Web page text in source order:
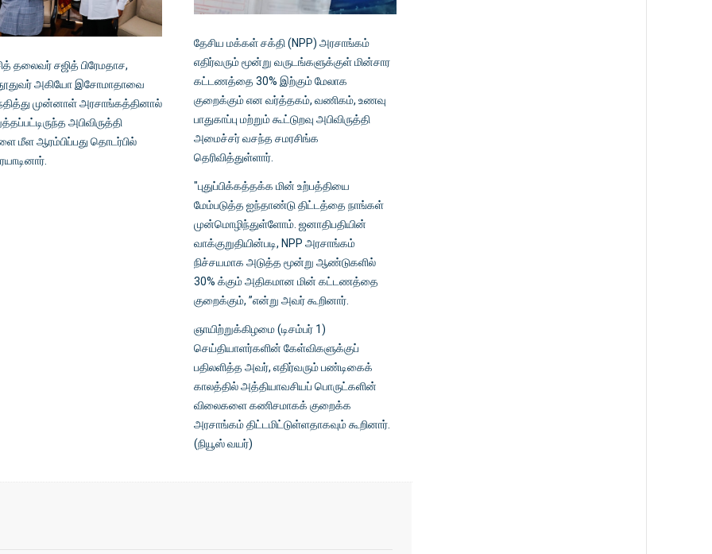
தலைவர் சஜித் பிரேமதாச,
அகியோ இசோமாதாவை
முன்னாள் அரசாங்கத்தினால்
அபிவிருத்தி
மீள ஆரம்பிப்பது தொடர்பில்
தேசிய மக்கள் சக்தி (NPP) அரசாங்கம்
எதிர்வரும் மூன்று வருடங்களுக்குள் மின்சார
கட்டணத்தை 30% இற்கும் மேலாக
குறைக்கும் என வர்த்தகம், வணிகம், உணவு
பாதுகாப்பு மற்றும் கூட்டுறவு அபிவிருத்தி
அமைச்சர் வசந்த சமரசிங்க
தெரிவித்துள்ளார்.
"புதுப்பிக்கத்தக்க மின் உற்பத்தியை
மேம்படுத்த ஐந்தாண்டு திட்டத்தை நாங்கள்
முன்மொழிந்துள்ளோம். ஜனாதிபதியின்
வாக்குறுதியின்படி, NPP அரசாங்கம்
நிச்சயமாக அடுத்த மூன்று ஆண்டுகளில்
30% க்கும் அதிகமான மின் கட்டணத்தை
குறைக்கும், ”என்று அவர் கூறினார்.
ஞாயிற்றுக்கிழமை (டிசம்பர் 1)
செய்தியாளர்களின் கேள்விகளுக்குப்
பதிலளித்த அவர், எதிர்வரும் பண்டிகைக்
காலத்தில் அத்தியாவசியப் பொருட்களின்
விலைகளை கணிசமாகக் குறைக்க
அரசாங்கம் திட்டமிட்டுள்ளதாகவும் கூறினார்.
(நியூஸ் வயர்)